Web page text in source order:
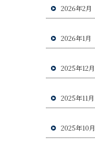
2026年2月
2026年1月
2025年12月
2025年11月
2025年10月